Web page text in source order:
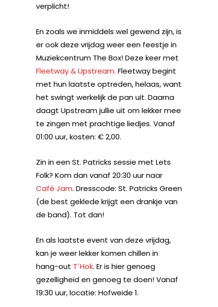
verplicht!
En zoals we inmiddels wel gewend zijn, is
er ook deze vrijdag weer een feestje in
Muziekcentrum The Box! Deze keer met
Fleetway & Upstream. Fleetway begint
met hun laatste optreden, helaas, want
het swingt werkelijk de pan uit. Daarna
daagt Upstream jullie uit om lekker mee
te zingen met prachtige liedjes. Vanaf
01:00 uur, kosten: € 2,00.
Zin in een St. Patricks sessie met Lets
Folk? Kom dan vanaf 20:30 uur naar
Café Jam. Dresscode: St. Patricks Green
(de best geklede krijgt een drankje van
de band). Tot dan!
En als laatste event van deze vrijdag,
kan je weer lekker komen chillen in
hang-out T´Hok. Er is hier genoeg
gezelligheid en genoeg te doen! Vanaf
19:30 uur, locatie: Hofweide 1.